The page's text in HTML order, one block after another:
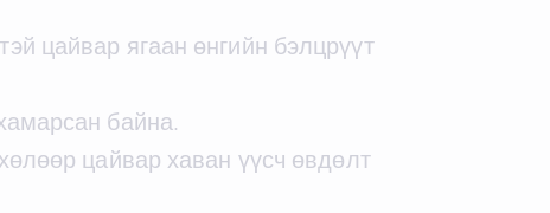
цайвар ягаан өнгийн бэлцрүүт
байна.
цайвар хаван үүсч өвдөлт